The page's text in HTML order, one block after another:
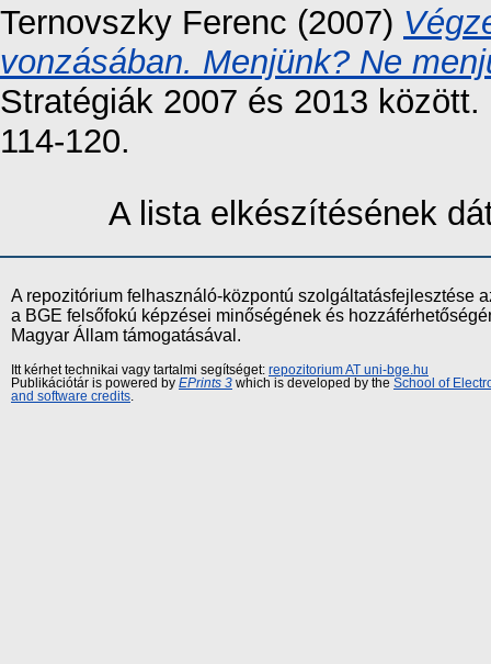
Ternovszky Ferenc (2007)
vonzásában. Menjünk? Ne
Stratégiák 2007 és 2013
114-120.
A lista elkészítésének
A repozitórium felhasználó-központú szolgáltatásfejlesztése
a BGE felsőfokú képzései minőségének és
Magyar Állam támogatásával.
Itt kérhet technikai vagy tartalmi segítséget: repozitorium AT uni-bge.hu
Publikációtár is powered by EPrints 3 which is developed by the School of
and software credits